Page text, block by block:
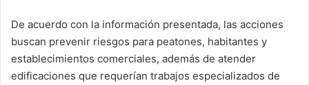
De acuerdo con la información presentada, las acciones
buscan prevenir riesgos para peatones, habitantes y
establecimientos comerciales, además de atender
edificaciones que requerían trabajos especializados de